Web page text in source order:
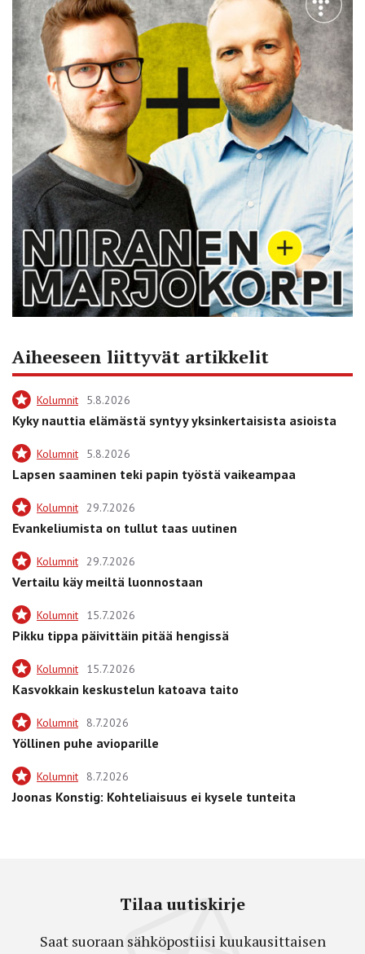
Aiheeseen liittyvät artikkelit
Kolumnit 5.8.2026
Kyky nauttia elämästä syntyy yksinkertaisista asioista
Kolumnit 5.8.2026
Lapsen saaminen teki papin työstä vaikeampaa
Kolumnit 29.7.2026
Evankeliumista on tullut taas uutinen
Kolumnit 29.7.2026
Vertailu käy meiltä luonnostaan
Kolumnit 15.7.2026
Pikku tippa päivittäin pitää hengissä
Kolumnit 15.7.2026
Kasvokkain keskustelun katoava taito
Kolumnit 8.7.2026
Yöllinen puhe avioparille
Kolumnit 8.7.2026
Joonas Konstig: Kohteliaisuus ei kysele tunteita
Tilaa uutiskirje
Saat suoraan sähköpostiisi kuukausittaisen